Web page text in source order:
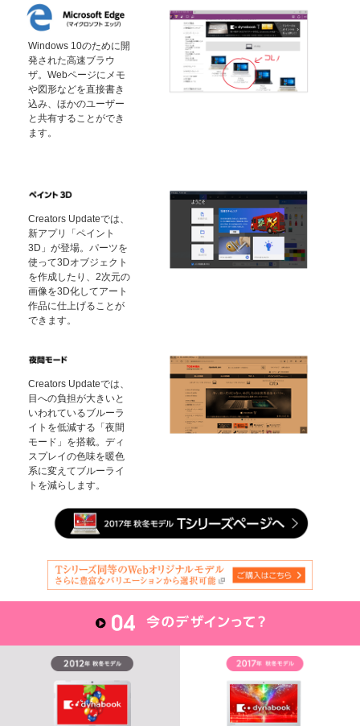
Windows 10のために開
発された高速ブラウ
ザ。Webページにメモ
や図形などを直接書き
込み、ほかのユーザー
と共有することができ
ます。
Creators Updateでは、
新アプリ「ペイント
3D」が登場。パーツを
使って3Dオブジェクト
を作成したり、2次元の
画像を3D化してアート
作品に仕上げることが
できます。
Creators Updateでは、
目への負担が大きいと
いわれているブルーラ
イトを低減する「夜間
モード」を搭載。ディ
スプレイの色味を暖色
系に変えてブルーライ
トを減らします。